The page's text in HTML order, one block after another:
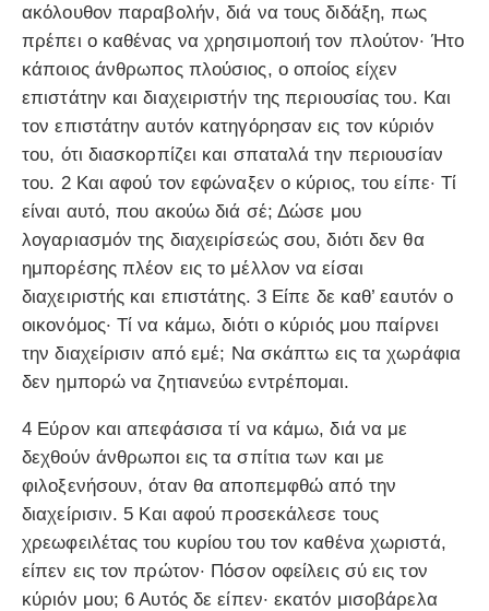
ακόλουθον παραβολήν, διά να τους διδάξη, πως
πρέπει ο καθένας να χρησιμοποιή τον πλούτον· Ήτο
κάποιος άνθρωπος πλούσιος, ο οποίος είχεν
επιστάτην και διαχειριστήν της περιουσίας του. Και
τον επιστάτην αυτόν κατηγόρησαν εις τον κύριόν
του, ότι διασκορπίζει και σπαταλά την περιουσίαν
του. 2 Και αφού τον εφώναξεν ο κύριος, του είπε· Τί
είναι αυτό, που ακούω διά σέ; Δώσε μου
λογαριασμόν της διαχειρίσεώς σου, διότι δεν θα
ημπορέσης πλέον εις το μέλλον να είσαι
διαχειριστής και επιστάτης. 3 Είπε δε καθ’ εαυτόν ο
οικονόμος· Τί να κάμω, διότι ο κύριός μου παίρνει
την διαχείρισιν από εμέ; Να σκάπτω εις τα χωράφια
δεν ημπορώ να ζητιανεύω εντρέπομαι.
4 Εύρον και απεφάσισα τί να κάμω, διά να με
δεχθούν άνθρωποι εις τα σπίτια των και με
φιλοξενήσουν, όταν θα αποπεμφθώ από την
διαχείρισιν. 5 Και αφού προσεκάλεσε τους
χρεωφειλέτας του κυρίου του τον καθένα χωριστά,
είπεν εις τον πρώτον· Πόσον οφείλεις σύ εις τον
κύριόν μου; 6 Αυτός δε είπεν· εκατόν μισοβάρελα